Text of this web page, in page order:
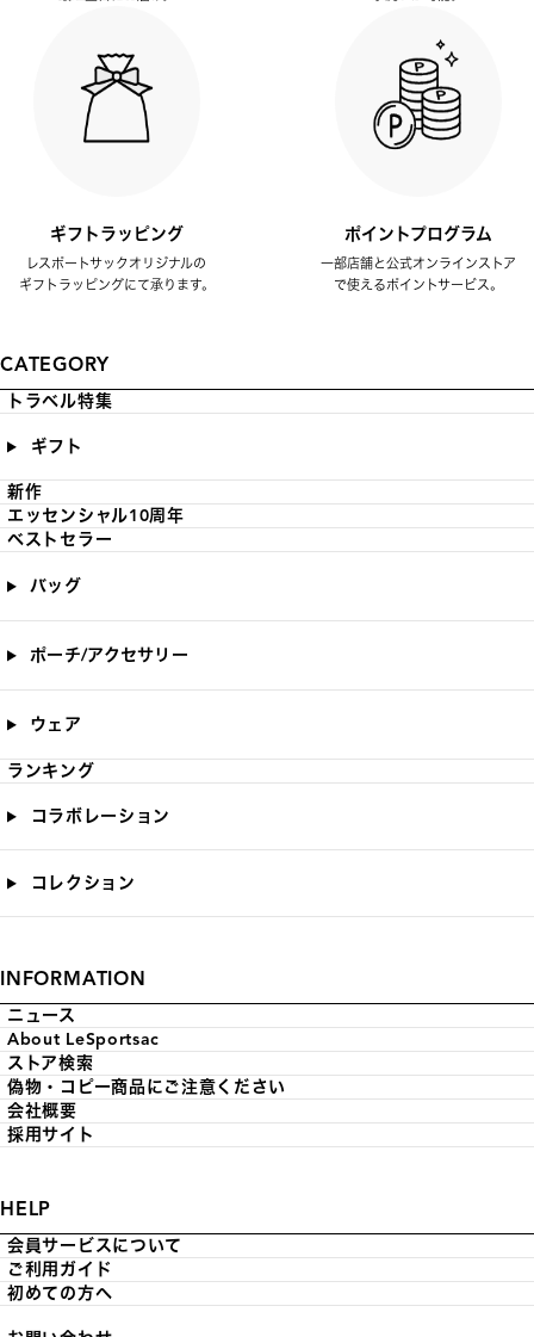
ギフトラッピング
レスポートサックオリジナルの
ギフトラッピングにて承ります。
ポイントプログラム
一部店舗と公式オンラインストア
で使えるポイントサービス。
CATEGORY
トラベル特集
ギフト
新作
エッセンシャル10周年
ベストセラー
バッグ
ポーチ/アクセサリー
ウェア
ランキング
コラボレーション
コレクション
INFORMATION
ニュース
About LeSportsac
ストア検索
偽物・コピー商品にご注意ください
会社概要
採用サイト
HELP
会員サービスについて
ご利用ガイド
初めての方へ